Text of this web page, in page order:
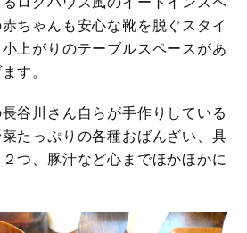
ちゃんも安心な靴を脱ぐスタイ
上がりのテーブルスペースがあ
す。
谷川さん自らが手作りしている
たっぷりの各種おばんざい、具
つ、豚汁など心までほかほかに